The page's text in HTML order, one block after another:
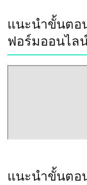
แนะนำขั้นตอ
ฟอร์มออนไล
แนะนำขั้นตอ